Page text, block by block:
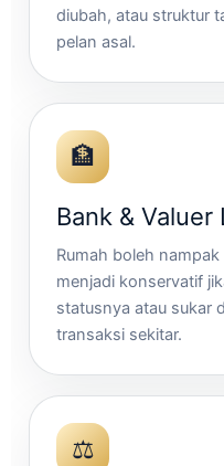
diubah, atau struktur
pelan asal.
🏦
Bank &
Rumah boleh
menjadi konservatif
statusnya atau sukar
transaksi sekitar.
⚖️